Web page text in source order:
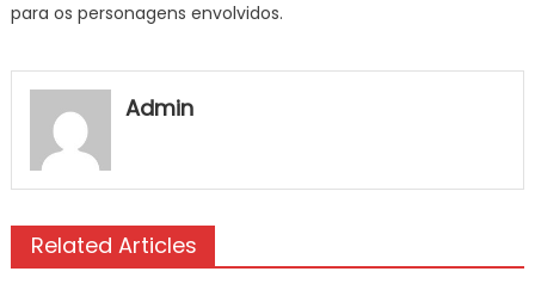
para os personagens envolvidos.
Admin
Related Articles